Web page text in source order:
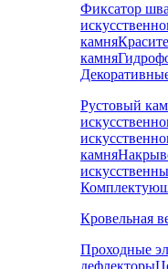
Фиксатор
камня
камня
Рустовый
камня
Кровельная
Проходные
дефлекторы